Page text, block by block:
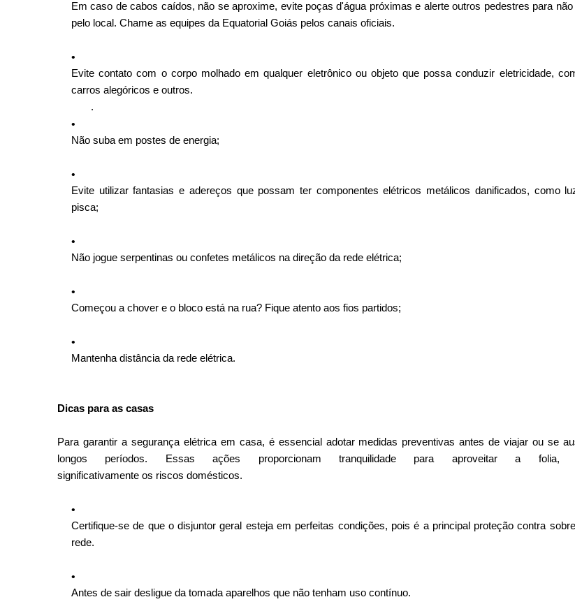
Em caso de cabos caídos, não se aproxime, evite poças d'água próximas e alerte outros pedestres para
pelo local. Chame as equipes da Equatorial Goiás pelos canais oficiais.
Evite contato com o corpo molhado em qualquer eletrônico ou objeto que possa conduzir eletricidade,
carros alegóricos e outros.
.
Não suba em postes de energia;
Evite utilizar fantasias e adereços que possam ter componentes elétricos metálicos danificados, como
pisca;
Não jogue serpentinas ou confetes metálicos na direção da rede elétrica;
Começou a chover e o bloco está na rua? Fique atento aos fios partidos;
Mantenha distância da rede elétrica.
Dicas para as casas
Para garantir a segurança elétrica em casa, é essencial adotar medidas preventivas antes de viajar ou se
longos períodos. Essas ações proporcionam tranquilidade para aproveitar a folia,
significativamente os riscos domésticos.
Certifique-se de que o disjuntor geral esteja em perfeitas condições, pois é a principal proteção contra
rede.
Antes de sair desligue da tomada aparelhos que não tenham uso contínuo.